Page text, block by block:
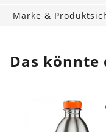
Marke &
Das könnte